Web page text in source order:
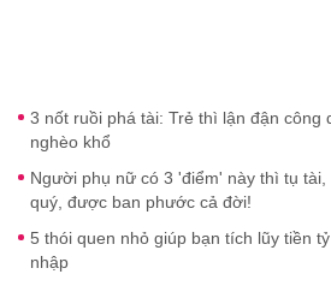
3 nốt ruồi phá tài: Trẻ thì lận đận công
nghèo khổ
Người phụ nữ có 3 'điểm' này thì tụ
quý, được ban phước cả đời!
5 thói quen nhỏ giúp bạn tích lũy tiền
nhập